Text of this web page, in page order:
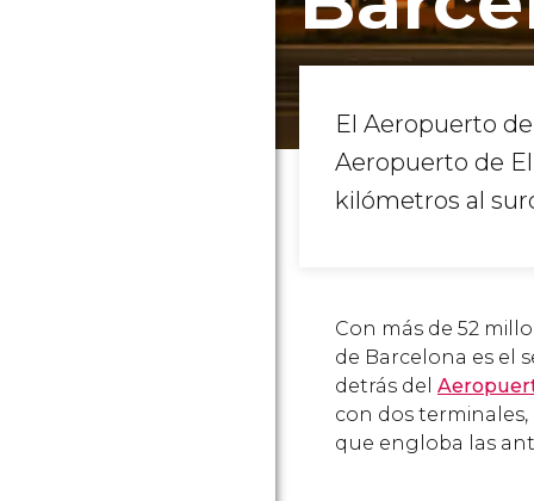
El Aeropuerto
Aeropuerto de
kilómetros al
Con más de 52
de Barcelona es el
detrás del
con dos terminales,
que engloba las